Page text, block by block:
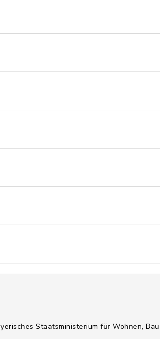
Staatsministerium für Wohnen,